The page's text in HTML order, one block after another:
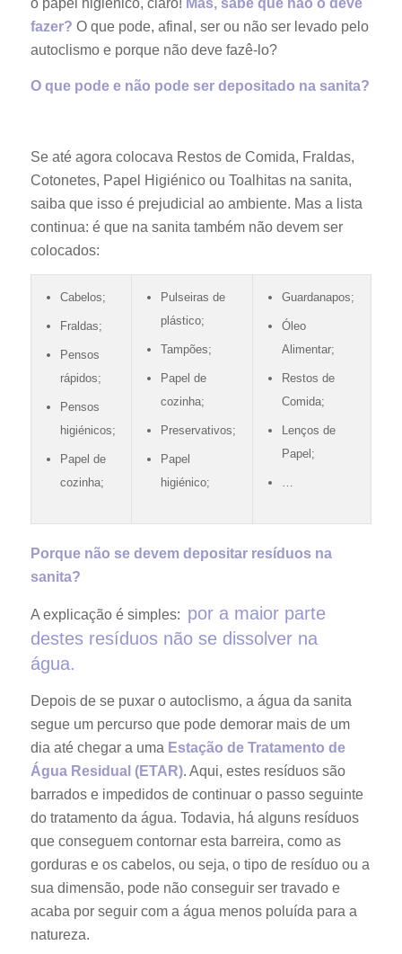
o papel higiénico, claro! Mas, sabe que não o deve
fazer? O que pode, afinal, ser ou não ser levado pelo
autoclismo e porque não deve fazê-lo?
O que pode e não pode ser depositado na sanita?
Se até agora colocava Restos de Comida, Fraldas,
Cotonetes, Papel Higiénico ou Toalhitas na sanita,
saiba que isso é prejudicial ao ambiente. Mas a lista
continua: é que na sanita também não devem ser
colocados:
Cabelos;
Fraldas;
Pensos
rápidos;
Pensos
higiénicos;
Papel de
cozinha;
Pulseiras de
plástico;
Tampões;
Papel de
cozinha;
Preservativos;
Papel
higiénico;
Guardanapos;
Óleo
Alimentar;
Restos de
Comida;
Lenços de
Papel;
…
Porque não se devem depositar resíduos na
sanita?
A explicação é simples: por a maior parte
destes resíduos não se dissolver na
água.
Depois de se puxar o autoclismo, a água da sanita
segue um percurso que pode demorar mais de um
dia até chegar a uma Estação de Tratamento de
Água Residual (ETAR). Aqui, estes resíduos são
barrados e impedidos de continuar o passo seguinte
do tratamento da água. Todavia, há alguns resíduos
que conseguem contornar esta barreira, como as
gorduras e os cabelos, ou seja, o tipo de resíduo ou a
sua dimensão, pode não conseguir ser travado e
acaba por seguir com a água menos poluída para a
natureza.